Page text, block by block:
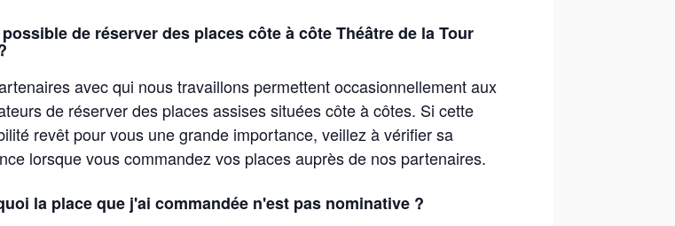
de réserver des places côte à côte Théâtre de la Tour
avec qui nous travaillons permettent occasionnellement aux
de réserver des places assises situées côte à côtes. Si cette
revêt pour vous une grande importance, veillez à vérifier sa
lorsque vous commandez vos places auprès de nos partenaires.
la place que j'ai commandée n'est pas nominative ?